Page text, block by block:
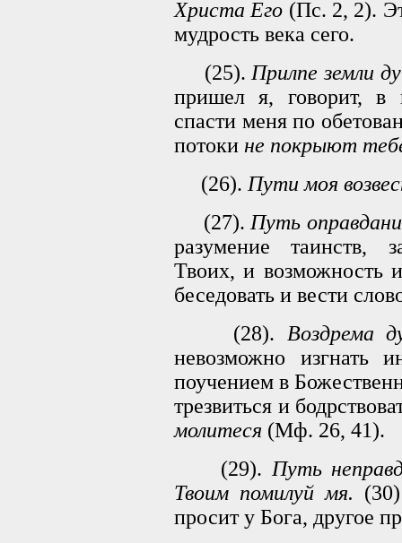
Христа Его (Пс. 2, 2).
мудрость века сего.
(25). Прилпе земли
пришел я, говорит, в
спасти меня по
потоки не покрыют
(26). Пути моя
(27). Путь
разумение таинств,
Твоих, и возможность
беседовать и вести
(28). Воздрема
невозможно изгнать
поучением в
трезвиться и
молитеся (Мф. 26, 41).
(29). Путь
Твоим помилуй мя.
просит у Бога, другое